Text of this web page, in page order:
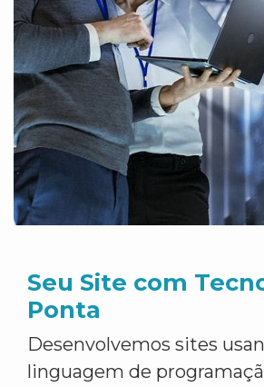
Seu Site com
Ponta
Desenvolvemos sites
linguagem de